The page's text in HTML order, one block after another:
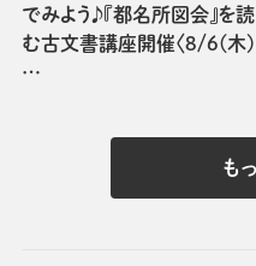
でみよう♪『都名所図会』を読
む古文書講座開催〈8/6(木)
…
も